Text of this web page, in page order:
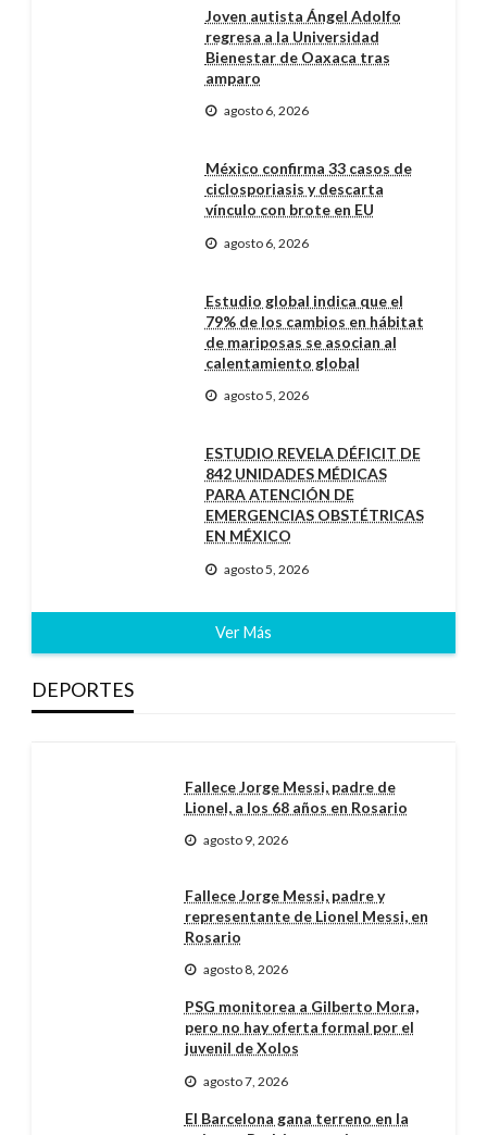
Joven autista Ángel Adolfo
regresa a la Universidad
Bienestar de Oaxaca tras
amparo
agosto 6, 2026
México confirma 33 casos de
ciclosporiasis y descarta
vínculo con brote en EU
agosto 6, 2026
Estudio global indica que el
79% de los cambios en hábitat
de mariposas se asocian al
calentamiento global
agosto 5, 2026
ESTUDIO REVELA DÉFICIT DE
842 UNIDADES MÉDICAS
PARA ATENCIÓN DE
EMERGENCIAS OBSTÉTRICAS
EN MÉXICO
agosto 5, 2026
Ver Más
DEPORTES
Fallece Jorge Messi, padre de
Lionel, a los 68 años en Rosario
agosto 9, 2026
Fallece Jorge Messi, padre y
representante de Lionel Messi, en
Rosario
agosto 8, 2026
PSG monitorea a Gilberto Mora,
pero no hay oferta formal por el
juvenil de Xolos
agosto 7, 2026
El Barcelona gana terreno en la